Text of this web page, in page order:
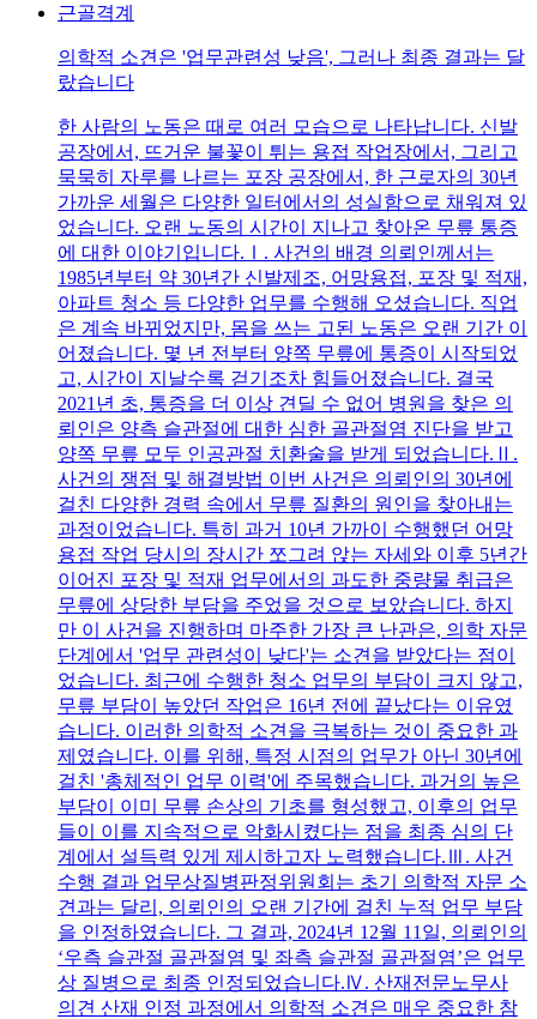
근골격계
의학적 소견은 '업무관련성 낮음', 그러나 최종 결과는 달
랐습니다
한 사람의 노동은 때로 여러 모습으로 나타납니다. 신발
공장에서, 뜨거운 불꽃이 튀는 용접 작업장에서, 그리고
묵묵히 자루를 나르는 포장 공장에서, 한 근로자의 30년
가까운 세월은 다양한 일터에서의 성실함으로 채워져 있
었습니다. 오랜 노동의 시간이 지나고 찾아온 무릎 통증
에 대한 이야기입니다.Ⅰ. 사건의 배경 의뢰인께서는
1985년부터 약 30년간 신발제조, 어망용접, 포장 및 적재,
아파트 청소 등 다양한 업무를 수행해 오셨습니다. 직업
은 계속 바뀌었지만, 몸을 쓰는 고된 노동은 오랜 기간 이
어졌습니다. 몇 년 전부터 양쪽 무릎에 통증이 시작되었
고, 시간이 지날수록 걷기조차 힘들어졌습니다. 결국
2021년 초, 통증을 더 이상 견딜 수 없어 병원을 찾은 의
뢰인은 양측 슬관절에 대한 심한 골관절염 진단을 받고
양쪽 무릎 모두 인공관절 치환술을 받게 되었습니다.Ⅱ.
사건의 쟁점 및 해결방법 이번 사건은 의뢰인의 30년에
걸친 다양한 경력 속에서 무릎 질환의 원인을 찾아내는
과정이었습니다. 특히 과거 10년 가까이 수행했던 어망
용접 작업 당시의 장시간 쪼그려 앉는 자세와 이후 5년간
이어진 포장 및 적재 업무에서의 과도한 중량물 취급은
무릎에 상당한 부담을 주었을 것으로 보았습니다. 하지
만 이 사건을 진행하며 마주한 가장 큰 난관은, 의학 자문
단계에서 '업무 관련성이 낮다'는 소견을 받았다는 점이
었습니다. 최근에 수행한 청소 업무의 부담이 크지 않고,
무릎 부담이 높았던 작업은 16년 전에 끝났다는 이유였
습니다. 이러한 의학적 소견을 극복하는 것이 중요한 과
제였습니다. 이를 위해, 특정 시점의 업무가 아닌 30년에
걸친 '총체적인 업무 이력'에 주목했습니다. 과거의 높은
부담이 이미 무릎 손상의 기초를 형성했고, 이후의 업무
들이 이를 지속적으로 악화시켰다는 점을 최종 심의 단
계에서 설득력 있게 제시하고자 노력했습니다.Ⅲ. 사건
수행 결과 업무상질병판정위원회는 초기 의학적 자문 소
견과는 달리, 의뢰인의 오랜 기간에 걸친 누적 업무 부담
을 인정하였습니다. 그 결과, 2024년 12월 11일, 의뢰인의
‘우측 슬관절 골관절염 및 좌측 슬관절 골관절염’은 업무
상 질병으로 최종 인정되었습니다.Ⅳ. 산재전문노무사
의견 산재 인정 과정에서 의학적 소견은 매우 중요한 참